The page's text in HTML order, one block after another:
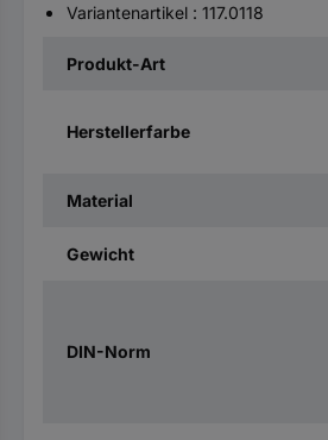
Variantenartikel : 117.0118
Produkt-Art
Herstellerfarbe
Material
Gewicht
DIN-Norm